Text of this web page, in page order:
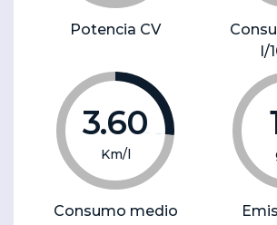
Potencia CV
l/
3.60
Km/l
Consumo medio